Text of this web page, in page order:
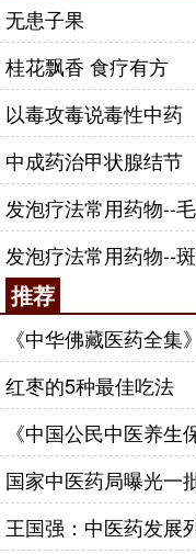
无患子果
桂花飘香 食疗有方
以毒攻毒说毒性中药
中成药治甲状腺结节
发泡疗法常用药物--
发泡疗法常用药物--
推荐
《中华佛藏医药全集
红枣的5种最佳吃法
《中国公民中医养
国家中医药局曝光一
王国强：中医药发展